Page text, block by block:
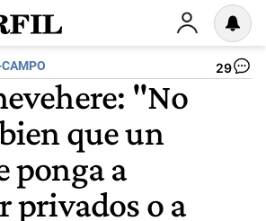
29
"No
que un
ponga a
privados o a